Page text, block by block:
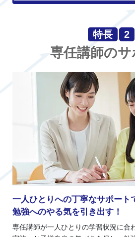
特長 2
専任講師のサ
一人ひとりへの丁寧なサポート
勉強へのやる気を引き出す！
専任講師が一人ひとりの学習状況に合